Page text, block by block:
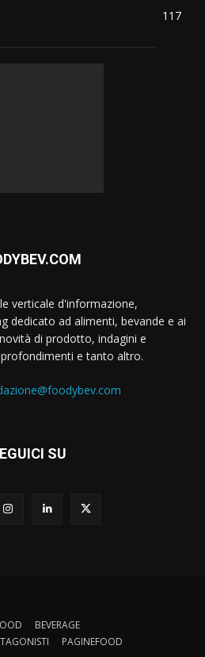
117
verticale d'informazione,
dedicato ad alimenti, bevande e ai
di prodotto, indagini e
e tanto altro.
SU
BEVERAGE
PAGINEFOOD